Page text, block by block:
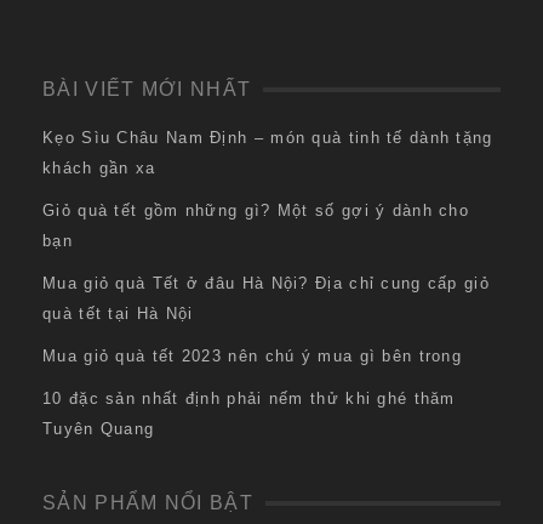
BÀI VIẾT MỚI NHẤT
Kẹo Sìu Châu Nam Định – món quà tinh tế dành tặng
khách gần xa
Giỏ quà tết gồm những gì? Một số gợi ý dành cho
bạn
Mua giỏ quà Tết ở đâu Hà Nội? Địa chỉ cung cấp giỏ
quà tết tại Hà Nội
Mua giỏ quà tết 2023 nên chú ý mua gì bên trong
10 đặc sản nhất định phải nếm thử khi ghé thăm
Tuyên Quang
SẢN PHẨM NỔI BẬT